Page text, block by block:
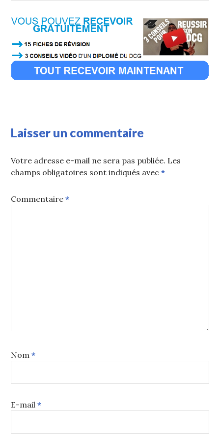
Laisser un commentaire
Votre adresse e-mail ne sera pas publiée. Les
champs obligatoires sont indiqués avec*
Commentaire*
Nom*
E-mail*